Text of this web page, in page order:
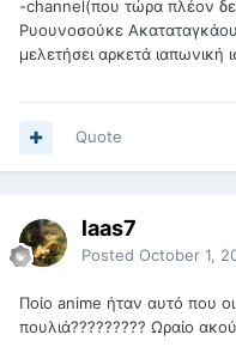
-channel(που τώρα πλέον
Ρυουνοσούκε
μελετήσει αρκετά ιαπωνική
Quote
laas7
Posted October 1,
Ποίο anime ήταν αυτό που
πουλιά????????? Ωραίο